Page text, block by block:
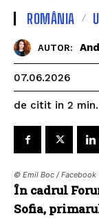
ROMÂNIA
AUTOR:
07.06.2026
de citit in 2 min.
© Emil Boc / Facebook
În cadrul
Sofia,